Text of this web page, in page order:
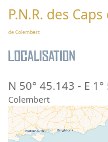
P.N.R. des
de Colembert
Localisation
N 50° 45.143 - E
Colembert